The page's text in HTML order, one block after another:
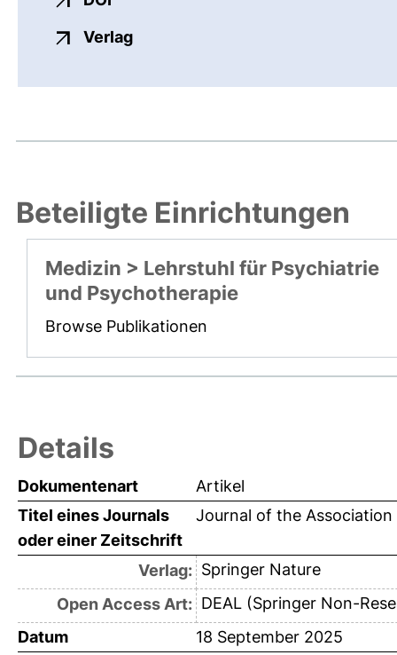
Verlagexterner Link, öffnet neues
Beteiligte Einrichtungen
Medizin > Lehrstuhl für Psychiatrie
und Psychotherapie
Browse Publikationen
Details
Dokumentenart
Artikel
Titel eines Journals
oder einer Zeitschrift
Journal of the
Verlag: Springer Nature
Open Access Art: DEAL (Springer Non-
Datum
18 September 2025